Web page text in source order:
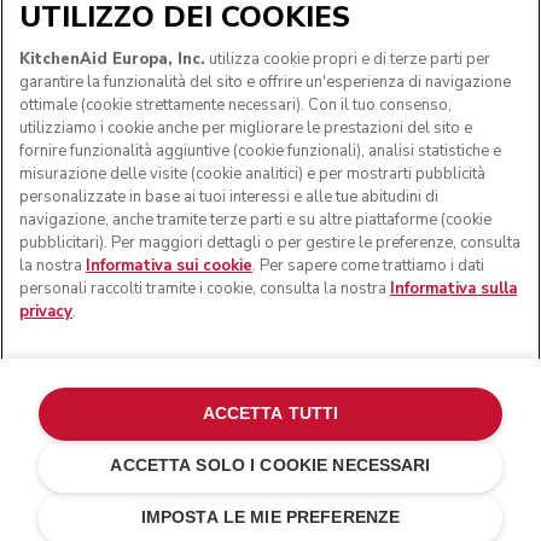
SEGUICI
Uniti e altrove.
Gestisci cookies
Informativa sulla privacy
Informativa sui cookie
In altri paesi
UTILIZZO DEI COOKIES
KitchenAid Europa, Inc. utilizza cookie propri e di terze parti per
garantire la funzionalità del sito e offrire un'esperienza di navigazione
ottimale (cookie strettamente necessari). Con il tuo consenso,
utilizziamo i cookie anche per migliorare le prestazioni del sito e
fornire funzionalità aggiuntive (cookie funzionali), analisi statistiche e
misurazione delle visite (cookie analitici) e per mostrarti pubblicità
personalizzate in base ai tuoi interessi e alle tue abitudini di
navigazione, anche tramite terze parti e su altre piattaforme (cookie
pubblicitari). Per maggiori dettagli o per gestire le preferenze, consulta
la nostra Informativa sui cookie. Per sapere come trattiamo i dati
personali raccolti tramite i cookie, consulta la nostra Informativa sulla
privacy.
IMPOSTA LE MIE PREFERENZE
ACCETTA SOLO I COOKIE NECESSARI
ACCETTA TUTTI